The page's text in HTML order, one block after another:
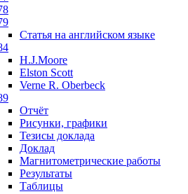
Статья на английском языке
H.J.Moore
Elston Scott
Verne R. Oberbeck
Отчёт
Рисунки, графики
Тезисы доклада
Доклад
Магнитометрические работы
Результаты
Таблицы